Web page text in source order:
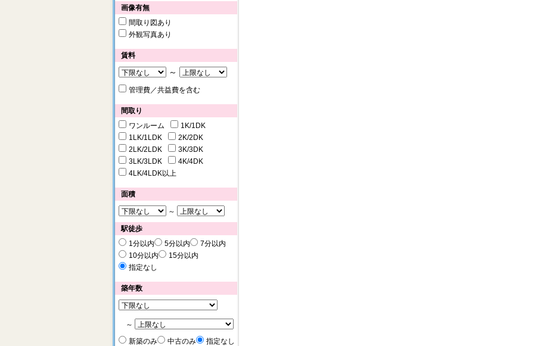
画像有無
間取り図あり
外観写真あり
賃料
～
管理費／共益費を含む
間取り
ワンルーム
1K/1DK
1LK/1LDK
2K/2DK
2LK/2LDK
3K/3DK
3LK/3LDK
4K/4DK
4LK/4LDK以上
面積
～
駅徒歩
1分以内
5分以内
7分以内
10分以内
15分以内
指定なし
築年数
～
新築のみ
中古のみ 指定なし